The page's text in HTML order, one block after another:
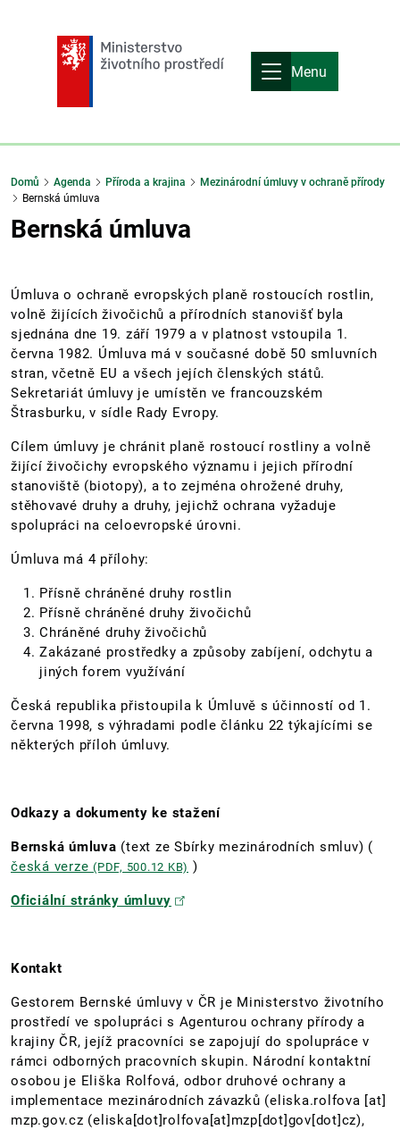
Menu
Domů Agenda Příroda a krajina
Mezinárodní úmluvy v ochraně přírody
Bernská úmluva
Bernská úmluva
Úmluva o ochraně evropských planě rostoucích rostlin,
volně žijících živočichů a přírodních stanovišť byla
sjednána dne 19. září 1979 a v platnost vstoupila 1.
června 1982. Úmluva má v současné době 50 smluvních
stran, včetně EU a všech jejích členských států.
Sekretariát úmluvy je umístěn ve francouzském
Štrasburku, v sídle Rady Evropy.
Cílem úmluvy je chránit planě rostoucí rostliny a volně
žijící živočichy evropského významu i jejich přírodní
stanoviště (biotopy), a to zejména ohrožené druhy,
stěhovavé druhy a druhy, jejichž ochrana vyžaduje
spolupráci na celoevropské úrovni.
Úmluva má 4 přílohy:
Přísně chráněné druhy rostlin
Přísně chráněné druhy živočichů
Chráněné druhy živočichů
Zakázané prostředky a způsoby zabíjení, odchytu a
jiných forem využívání
Česká republika přistoupila k Úmluvě s účinností od 1.
června 1998, s výhradami podle článku 22 týkajícími se
některých příloh úmluvy.
Odkazy a dokumenty ke stažení
Bernská úmluva (text ze Sbírky mezinárodních smluv) (
česká verze (PDF, 500.12 KB) )
Oficiální stránky úmluvy
Kontakt
Gestorem Bernské úmluvy v ČR je Ministerstvo životního
prostředí ve spolupráci s Agenturou ochrany přírody a
krajiny ČR, jejíž pracovníci se zapojují do spolupráce v
rámci odborných pracovních skupin. Národní kontaktní
osobou je Eliška Rolfová, odbor druhové ochrany a
implementace mezinárodních závazků (eliska.rolfova [at]
mzp.gov.cz (eliska[dot]rolfova[at]mzp[dot]gov[dot]cz),